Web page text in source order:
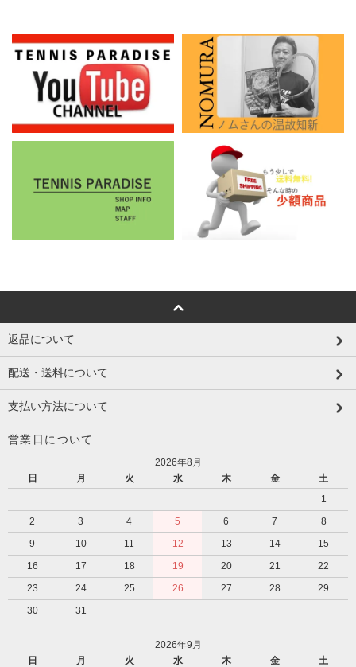
返品について
配送・送料について
支払い方法について
営業日について
2026年8月
日
月 火 水 木 金
土
1
2
3 4 5 6 7
8
9
10 11 12 13 14
15
16
17 18 19 20 21
22
23
24 25 26 27 28
29
30
31
2026年9月
日
月 火 水 木 金
土